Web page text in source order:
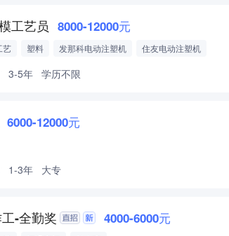
工艺员 8000-12000元
艺 塑料 发那科电动注塑机 住友电动注塑机
3-5年 学历不限
6000-12000元
1-3年 大专
-全勤奖 4000-6000元